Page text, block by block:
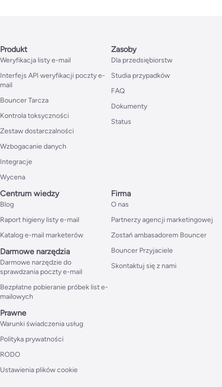
Produkt
Weryfikacja listy e-mail
Interfejs API weryfikacji poczty e-
mail
Bouncer Tarcza
Kontrola toksyczności
Zestaw dostarczalności
Wzbogacanie danych
Integracje
Wycena
Zasoby
Dla przedsiębiorstw
Studia przypadków
FAQ
Dokumenty
Status
Centrum wiedzy
Blog
Raport higieny listy e-mail
Katalog e-mail marketerów
Darmowe narzędzia
Darmowe narzędzie do
sprawdzania poczty e-mail
Bezpłatne pobieranie próbek list e-
mailowych
Firma
O nas
Partnerzy agencji marketingowej
Zostań ambasadorem Bouncer
Bouncer Przyjaciele
Skontaktuj się z nami
Prawne
Warunki świadczenia usług
Polityka prywatności
RODO
Ustawienia plików cookie